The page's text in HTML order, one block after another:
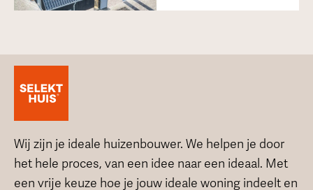
Wij zijn je ideale huizenbouwer. We helpen je door
het hele proces, van een idee naar een ideaal. Met
een vrije keuze hoe je jouw ideale woning indeelt en